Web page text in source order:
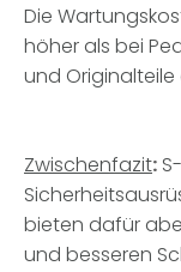
Die
höher als bei
und
Zwischenfazit:
bieten dafür
und besseren